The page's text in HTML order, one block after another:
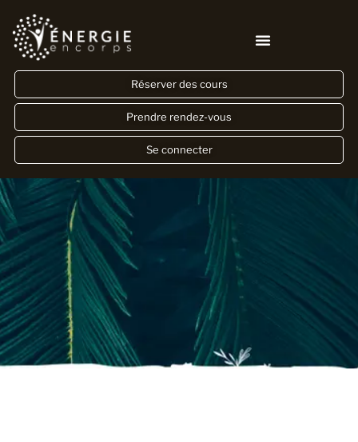
Réserver des cours
Prendre rendez-vous
Se connecter